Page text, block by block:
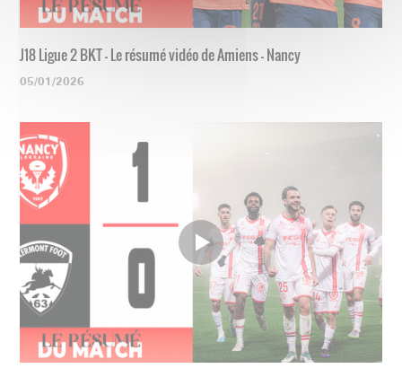
J18 Ligue 2 BKT - Le résumé vidéo de Amiens - Nancy
05/01/2026